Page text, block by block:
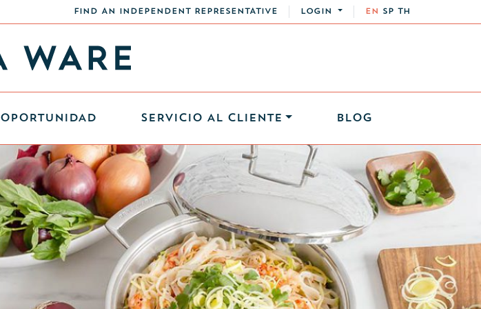
FIND AN INDEPENDENT REPRESENTATIVE LOGIN EN SP TH
OPORTUNIDAD SERVICIO AL CLIENTE BLOG